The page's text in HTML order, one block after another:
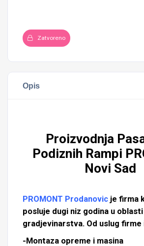
Zatvoreno
Opis
Proizvodnja
Podiznih Rampi
Novi Sad
PROMONT Prodanovic je firma
posluje dugi niz godina u oblasti
gradjevinarstva. Od uslug firme
-Montaza opreme i masina